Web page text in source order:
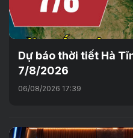
Dự báo thời tiết Hà
7/8/2026
06/08/2026 17:39